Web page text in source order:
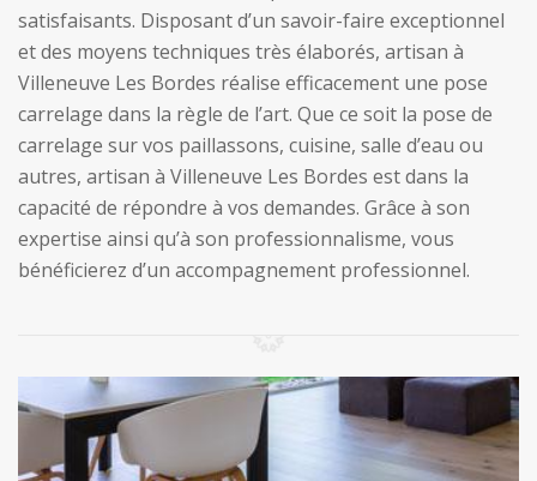
satisfaisants. Disposant d’un savoir-faire exceptionnel
et des moyens techniques très élaborés, artisan à
Villeneuve Les Bordes réalise efficacement une pose
carrelage dans la règle de l’art. Que ce soit la pose de
carrelage sur vos paillassons, cuisine, salle d’eau ou
autres, artisan à Villeneuve Les Bordes est dans la
capacité de répondre à vos demandes. Grâce à son
expertise ainsi qu’à son professionnalisme, vous
bénéficierez d’un accompagnement professionnel.